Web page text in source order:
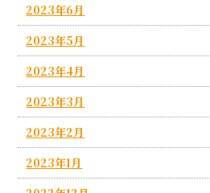
2023年6月
2023年5月
2023年4月
2023年3月
2023年2月
2023年1月